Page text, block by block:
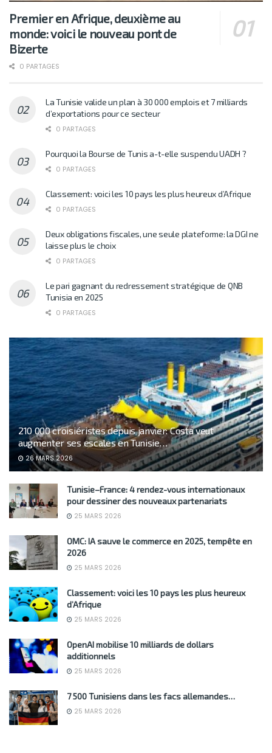
Premier en Afrique, deuxième au
monde: voici le nouveau pont de
Bizerte
0 PARTAGES
La Tunisie valide un plan à 30 000 emplois et 7 milliards
d’exportations pour ce secteur
0 PARTAGES
Pourquoi la Bourse de Tunis a-t-elle suspendu UADH ?
0 PARTAGES
Classement: voici les 10 pays les plus heureux d’Afrique
0 PARTAGES
Deux obligations fiscales, une seule plateforme: la DGI ne
laisse plus le choix
0 PARTAGES
Le pari gagnant du redressement stratégique de QNB
Tunisia en 2025
0 PARTAGES
210 000 croisiéristes depuis janvier: Costa veut
augmenter ses escales en Tunisie…
26 MARS 2026
Tunisie–France: 4 rendez-vous internationaux
pour dessiner des nouveaux partenariats
25 MARS 2026
OMC: IA sauve le commerce en 2025, tempête en
2026
25 MARS 2026
Classement: voici les 10 pays les plus heureux
d’Afrique
25 MARS 2026
OpenAI mobilise 10 milliards de dollars
additionnels
25 MARS 2026
7 500 Tunisiens dans les facs allemandes…
25 MARS 2026